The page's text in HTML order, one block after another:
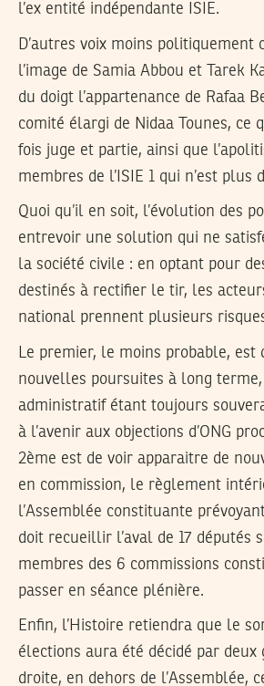
l’ex entité indépendante ISIE.
D’autres voix moins politiquement
l’image de Samia Abbou et Tarek
du doigt l’appartenance de Rafaa
comité élargi de Nidaa Tounes, ce
fois juge et partie, ainsi que
membres de l’ISIE 1 qui n’est plus
Quoi qu’il en soit, l’évolution des
entrevoir une solution qui ne
la société civile : en optant pour
destinés à rectifier le tir, les
national prennent plusieurs
Le premier, le moins probable, est
nouvelles poursuites à long
administratif étant toujours
à l’avenir aux objections d’ONG
2ème est de voir apparaitre de
en commission, le règlement
l’Assemblée constituante
doit recueillir l’aval de 17 députés
membres des 6 commissions
passer en séance plénière.
Enfin, l’Histoire retiendra que le
élections aura été décidé par deux
droite, en dehors de l’Assemblée,